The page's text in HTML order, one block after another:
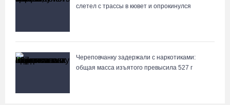
слетел с трассы в кювет и опрокинулся
Череповчанку задержали с наркотиками:
общая масса изъятого превысила 527 г